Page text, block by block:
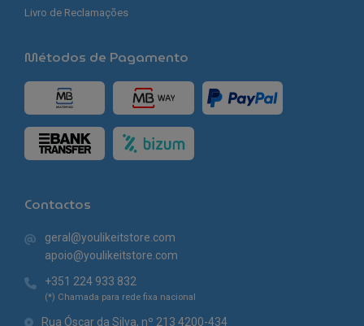
Livro de Reclamações
Métodos de Pagamento
Contactos
geral@youlikeitstore.com
apoio@youlikeitstore.com
+351 224 933 832
(*) Chamada para rede fixa nacional
Rua Óscar da Silva, nº 213 4200-434